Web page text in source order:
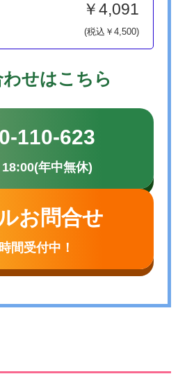
￥4,091
(税込￥4,500)
せはこちら
110-623
年中無休)
お問合せ
間受付中！